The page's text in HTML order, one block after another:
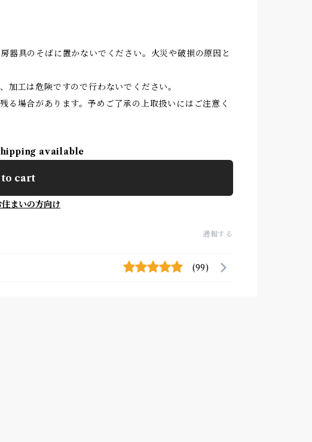
具のそばに置かないでください。火災や破損の原因と
工は危険ですので行わないでください。
場合があります。予めご了承の上取扱いにはご注意く
available
cart
まいの方向け
通報する
(99)